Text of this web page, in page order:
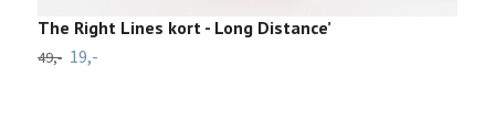
The Right Lines kort - Long Distance’
49,- 19,-